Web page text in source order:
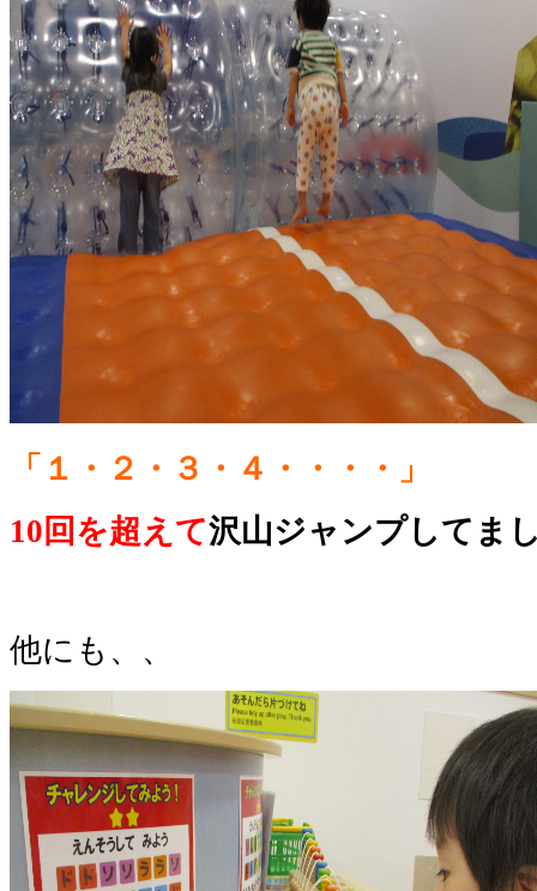
「１・２・３・４・・・・」
10回を超えて沢山ジャンプしてま
他にも、、